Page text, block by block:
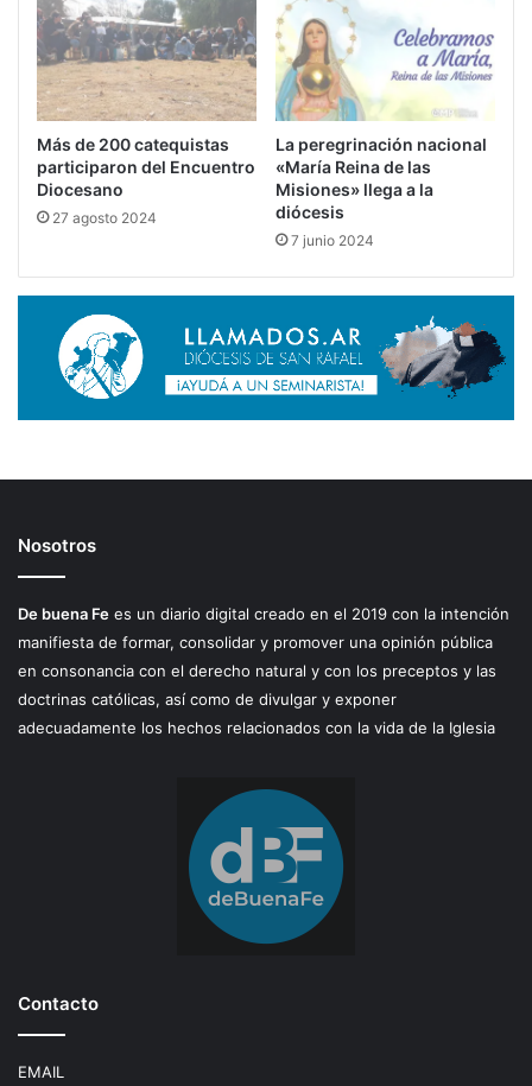
Más de 200 catequistas
participaron del Encuentro
Diocesano
27 agosto 2024
La peregrinación nacional
«María Reina de las
Misiones» llega a la
diócesis
7 junio 2024
Nosotros
De buena Fe es un diario digital creado en el 2019 con la intención
manifiesta de formar, consolidar y promover una opinión pública
en consonancia con el derecho natural y con los preceptos y las
doctrinas católicas, así como de divulgar y exponer
adecuadamente los hechos relacionados con la vida de la Iglesia
Contacto
EMAIL